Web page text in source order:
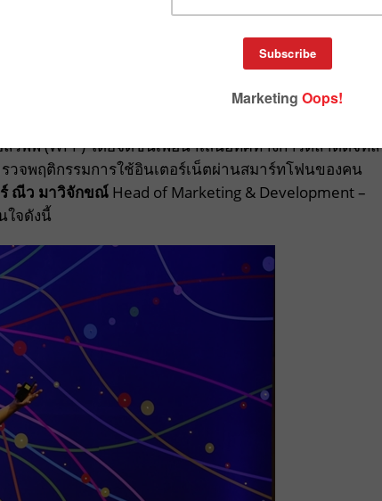
วพีพี (WPP) โดยจัดขึ้นเพื่อนำเสนอทิศทางการตลาดดิจิทัล
วจพฤติกรรมการใช้อินเตอร์เน็ตผ่านสมาร์ทโฟนของคน
ณีว มาวิจักขณ์ Head of Marketing & Development –
ใจดังนี้